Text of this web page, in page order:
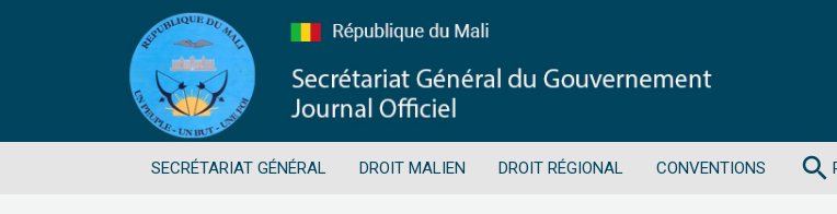
SECRÉTARIAT GÉNÉRAL DROIT MALIEN DROIT RÉGIONAL CONVENTIONS search